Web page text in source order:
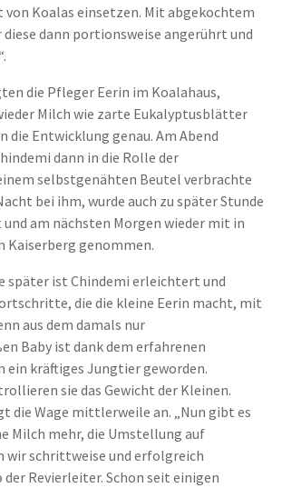
von Koalas einsetzen. Mit abgekochtem
diese dann portionsweise angerührt und
die Pfleger Eerin im Koalahaus,
Milch wie zarte Eukalyptusblätter
die Entwicklung genau. Am Abend
dann in die Rolle der
selbstgenähten Beutel verbrachte
bei ihm, wurde auch zu später Stunde
am nächsten Morgen wieder mit in
Kaiserberg genommen.
später ist Chindemi erleichtert und
die die kleine Eerin macht, mit
aus dem damals nur
Baby ist dank dem erfahrenen
ein kräftiges Jungtier geworden.
sie das Gewicht der Kleinen.
die Wage mittlerweile an. „Nun gibt es
Milch mehr, die Umstellung auf
wir schrittweise und erfolgreich
Revierleiter. Schon seit einigen